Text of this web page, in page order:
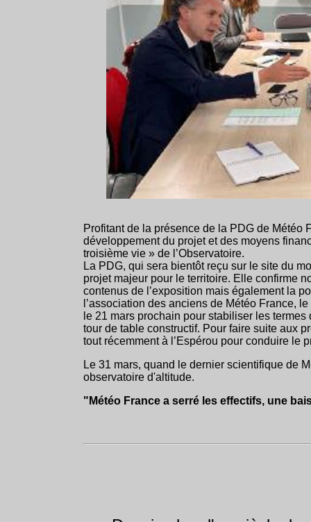
Profitant de la présence de la PDG de
développement du projet et des moyens
troisième vie » de l’Observatoire.
La PDG, qui sera bientôt reçu sur le site du
projet majeur pour le territoire. Elle confirme
contenus de l’exposition mais également la
l’association des anciens de Météo France,
le 21 mars prochain pour stabiliser les
tour de table constructif. Pour faire suite aux
tout récemment à l’Espérou pour conduire le
Le 31 mars, quand le dernier scientifique de
observatoire d'altitude.
"Météo France a serré les effectifs, une